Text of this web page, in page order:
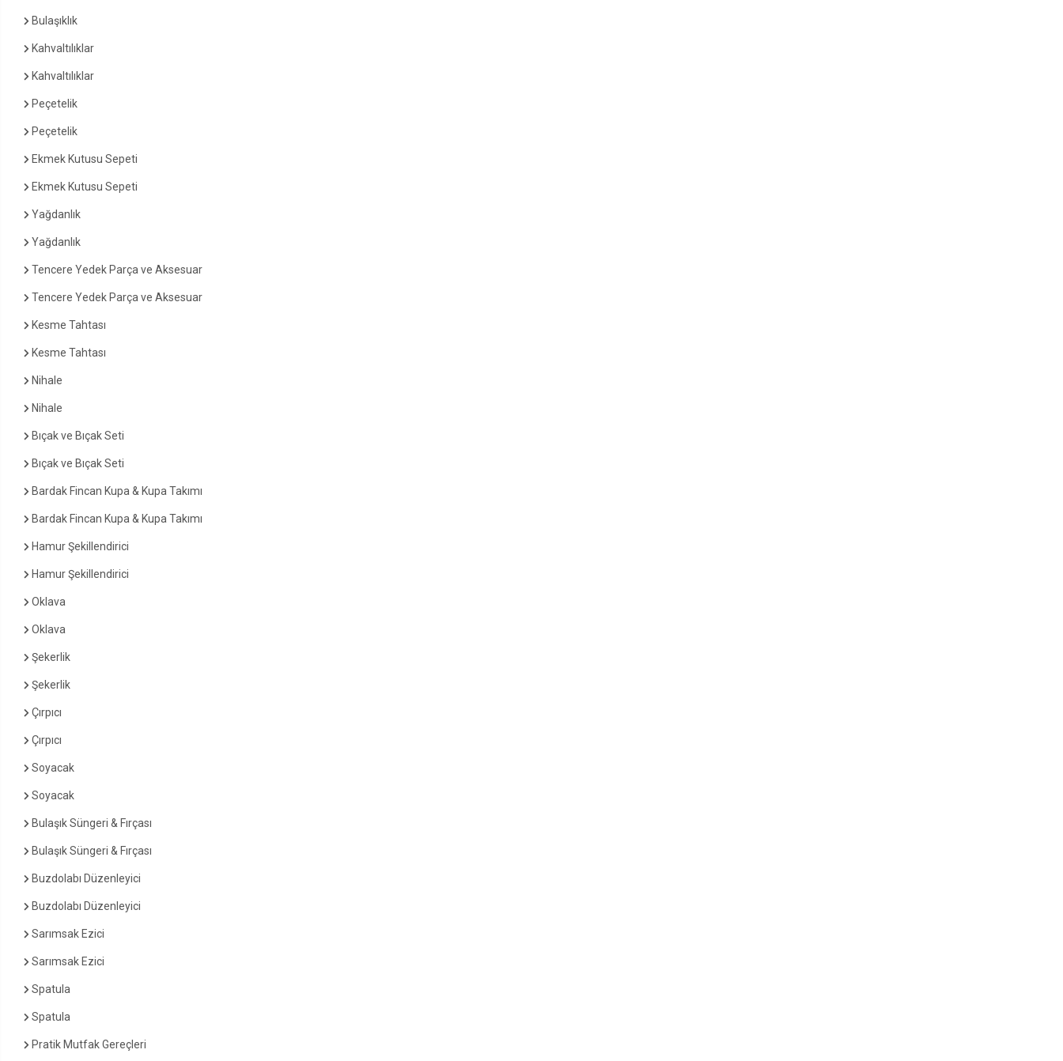
Bulaşıklık
Kahvaltılıklar
Kahvaltılıklar
Peçetelik
Peçetelik
Ekmek Kutusu Sepeti
Ekmek Kutusu Sepeti
Yağdanlık
Yağdanlık
Tencere Yedek Parça ve Aksesuar
Tencere Yedek Parça ve Aksesuar
Kesme Tahtası
Kesme Tahtası
Nihale
Nihale
Bıçak ve Bıçak Seti
Bıçak ve Bıçak Seti
Bardak Fincan Kupa & Kupa Takımı
Bardak Fincan Kupa & Kupa Takımı
Hamur Şekillendirici
Hamur Şekillendirici
Oklava
Oklava
Şekerlik
Şekerlik
Çırpıcı
Çırpıcı
Soyacak
Soyacak
Bulaşık Süngeri & Fırçası
Bulaşık Süngeri & Fırçası
Buzdolabı Düzenleyici
Buzdolabı Düzenleyici
Sarımsak Ezici
Sarımsak Ezici
Spatula
Spatula
Pratik Mutfak Gereçleri